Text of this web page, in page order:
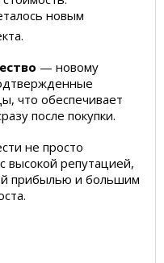
новым
— новому
что обеспечивает
после покупки.
не просто
высокой репутацией,
прибылью и большим